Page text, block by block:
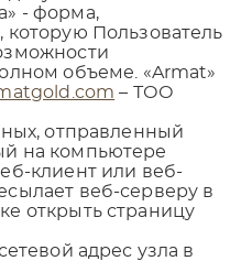
- форма,
Пользователь
объеме. «Armat»
– ТОО
отправленный
на компьютере
клиент или веб-
веб-серверу в
открыть страницу
адрес узла в